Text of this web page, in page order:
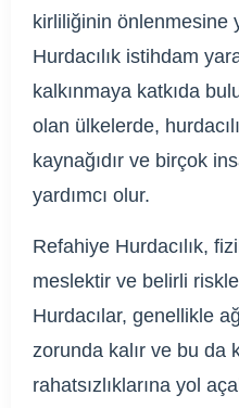
kirliliğinin önlenmesine
Hurdacılık istihdam
kalkınmaya katkıda
olan ülkelerde,
kaynağıdır ve birçok
yardımcı olur.
Refahiye Hurdacılık,
meslektir ve belirli
Hurdacılar, genellikle
zorunda kalır ve bu da
rahatsızlıklarına yol